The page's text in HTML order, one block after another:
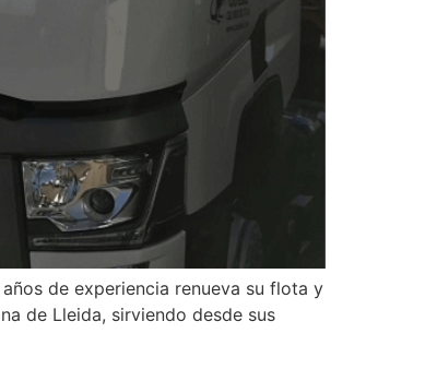
de experiencia renueva su flota y
de Lleida, sirviendo desde sus